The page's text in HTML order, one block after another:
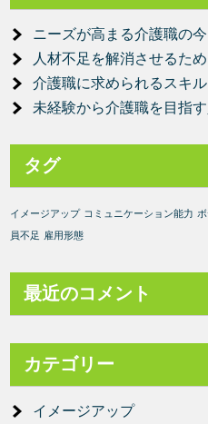
ニーズが高まる介護職の
人材不足を解消させるた
介護職に求められるスキ
未経験から介護職を目指
タグ
イメージアップ コミュニケーション能力
員不足 雇用形態
最近のコメント
カテゴリー
イメージアップ